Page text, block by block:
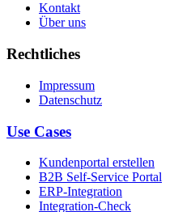
Kontakt
Über uns
Rechtliches
Impressum
Datenschutz
Use Cases
Kundenportal erstellen
B2B Self-Service Portal
ERP-Integration
Integration-Check